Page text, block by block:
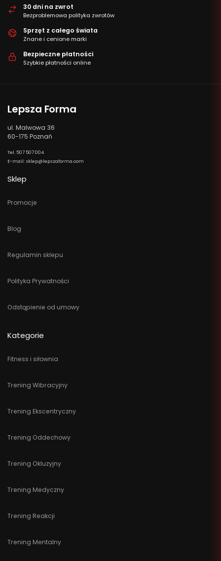
30 dni na zwrot
Bezproblemowa polityka zwrotów
Sprzęt z całego świata
Znane i cenione marki
Bezpieczne płatności
Szybkie płatności online
Lepsza Forma
ul. Malwowa 36
60-175 Poznań
Tel. 507 507 004
E-mail: sklep@lepszaforma.com
Sklep
Promocje
Blog
Regulamin sklepu
Polityka Prywatności
Odstąpienie od umowy
Kategorie
Fitness i siłownia
Trening Wibracyjny
Trening Ekscentryczny
Trening Oddechowy
Trening Okluzyjny
Trening Medyczny
Trening Reakcji
Trening Mentalny